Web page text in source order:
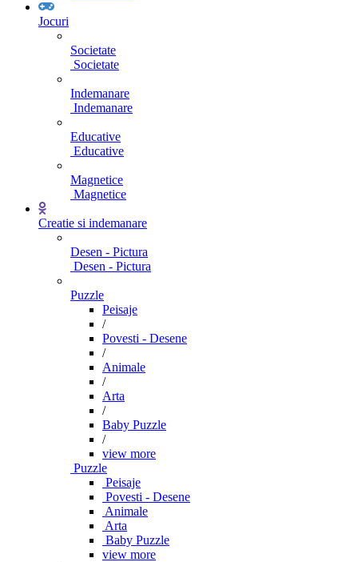
Jocuri
Societate
Societate
Indemanare
Indemanare
Educative
Educative
Magnetice
Magnetice
Creatie si indemanare
Desen - Pictura
Desen - Pictura
Puzzle
Peisaje
/
Povesti - Desene
/
Animale
/
Arta
/
Baby Puzzle
/
view more
Puzzle
Peisaje
Povesti - Desene
Animale
Arta
Baby Puzzle
view more